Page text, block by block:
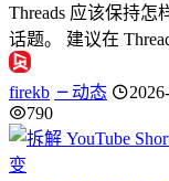
Threads 应该保持
话题。 建议在
firekb 动态
790